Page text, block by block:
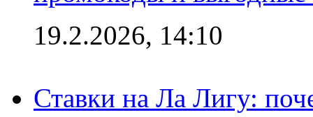
19.2.2026, 14:10
Ставки на Ла Лигу: